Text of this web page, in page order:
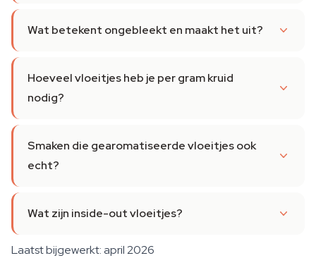
Wat betekent ongebleekt en maakt het uit?
Hoeveel vloeitjes heb je per gram kruid
nodig?
Smaken die gearomatiseerde vloeitjes ook
echt?
Wat zijn inside-out vloeitjes?
Laatst bijgewerkt: april 2026